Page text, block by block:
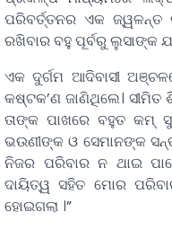
ପରିବର୍ତ୍ତନର ଏକ
ରଖିବାର ବହୁ ପୂର୍ବରୁ ଲୁସାଙ୍କ
ଏକ ଦୁର୍ଗମ ଆଦିବାସୀ
କଷ୍ଟକ’ଣ ଜାଣିଥିଲେ।
ତାଙ୍କ ପାଖରେ ବହୁତ କମ୍
ଭଉଣୀଙ୍କ ଓ ସେମାନଙ୍କ
ନିଜର ପରିବାର ନ ଥାଇ
ଦାୟିତ୍ୱ ସହିତ ମୋର
ହୋଇଗଲା ।”